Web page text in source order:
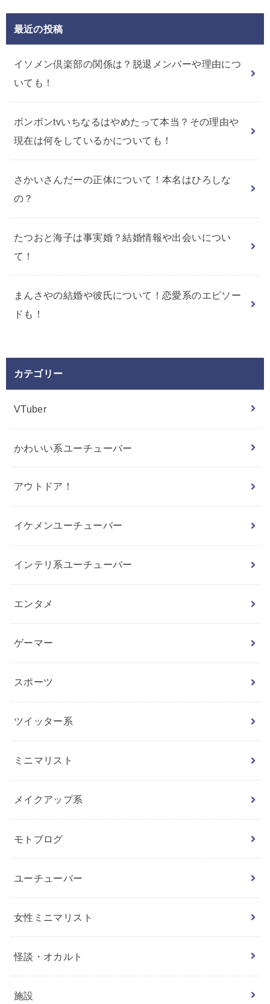
最近の投稿
イソメン倶楽部の関係は？脱退メンバーや理由につ
いても！
ボンボンtvいちなるはやめたって本当？その理由や
現在は何をしているかについても！
さかいさんだーの正体について！本名はひろしな
の？
たつおと海子は事実婚？結婚情報や出会いについ
て！
まんさやの結婚や彼氏について！恋愛系のエピソー
ドも！
カテゴリー
VTuber
かわいい系ユーチューバー
アウトドア！
イケメンユーチューバー
インテリ系ユーチューバー
エンタメ
ゲーマー
スポーツ
ツイッター系
ミニマリスト
メイクアップ系
モトブログ
ユーチューバー
女性ミニマリスト
怪談・オカルト
施設